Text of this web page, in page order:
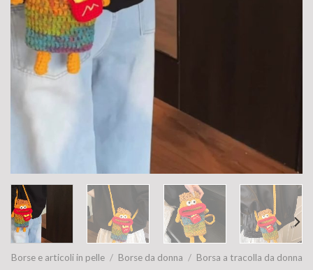
Borse e articoli in pelle / Borse da donna / Borsa a tracolla da donna